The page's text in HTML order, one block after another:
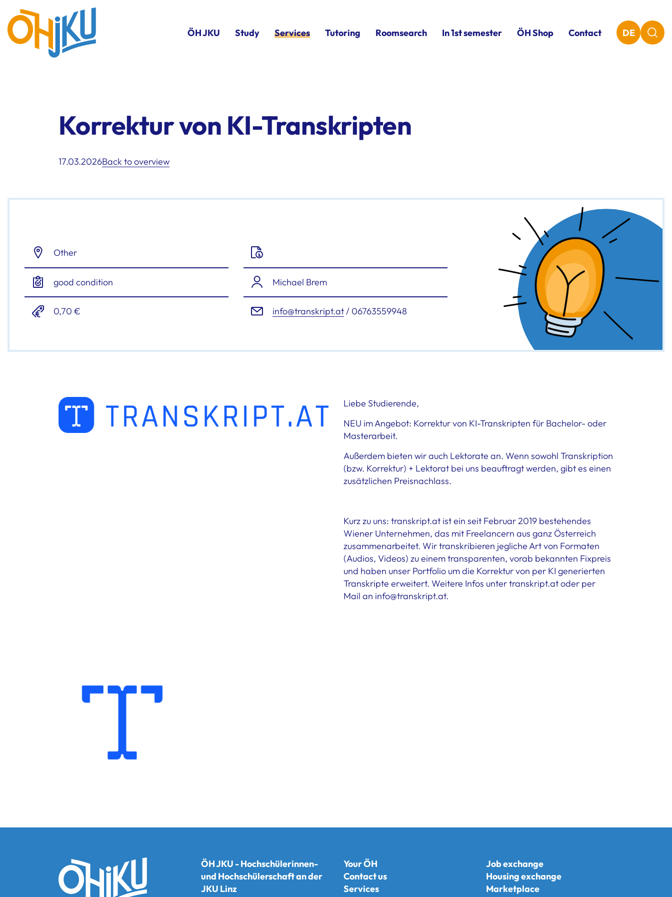
ÖH JKU Study Services Tutoring Roomsearch In 1st semester ÖH Shop Contact DE
Korrektur von KI-Transkripten
17.03.2026Back to overview
Other
good condition
0,70 €
Michael Brem
info@transkript.at/ 06763559948
Liebe Studierende,
NEU im Angebot: Korrektur von KI-Transkripten für Bachelor- oder
Masterarbeit.
Außerdem bieten wir auch Lektorate an. Wenn sowohl Transkription
(bzw. Korrektur) + Lektorat bei uns beauftragt werden, gibt es einen
zusätzlichen Preisnachlass.
Kurz zu uns: transkript.at ist ein seit Februar 2019 bestehendes
Wiener Unternehmen, das mit Freelancern aus ganz Österreich
zusammenarbeitet. Wir transkribieren jegliche Art von Formaten
(Audios, Videos) zu einem transparenten, vorab bekannten Fixpreis
und haben unser Portfolio um die Korrektur von per KI generierten
Transkripte erweitert. Weitere Infos unter transkript.at oder per
Mail an info@transkript.at.
ÖH JKU - Hochschülerinnen-
und Hochschülerschaft an der
JKU Linz
Your ÖH
Contact us
Services
Job exchange
Housing exchange
Marketplace